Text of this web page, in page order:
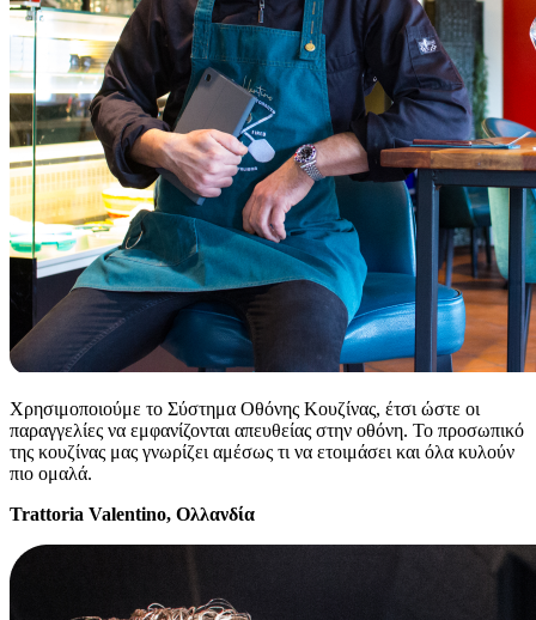
Χρησιμοποιούμε το Σύστημα Οθόνης Κουζίνας, έτσι ώστε οι
παραγγελίες να εμφανίζονται απευθείας στην οθόνη. Το προσωπικό
της κουζίνας μας γνωρίζει αμέσως τι να ετοιμάσει και όλα κυλούν
πιο ομαλά.
Trattoria Valentino, Ολλανδία